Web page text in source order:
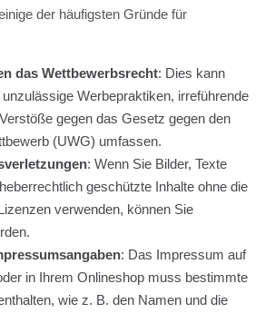
der häufigsten Gründe für
das Wettbewerbsrecht: Dies kann
Werbepraktiken, irreführende
gegen das Gesetz gegen den
(UWG) umfassen.
: Wenn Sie Bilder, Texte
geschützte Inhalte ohne die
verwenden, können Sie
: Das Impressum auf
in Ihrem Onlineshop muss bestimmte
wie z. B. den Namen und die